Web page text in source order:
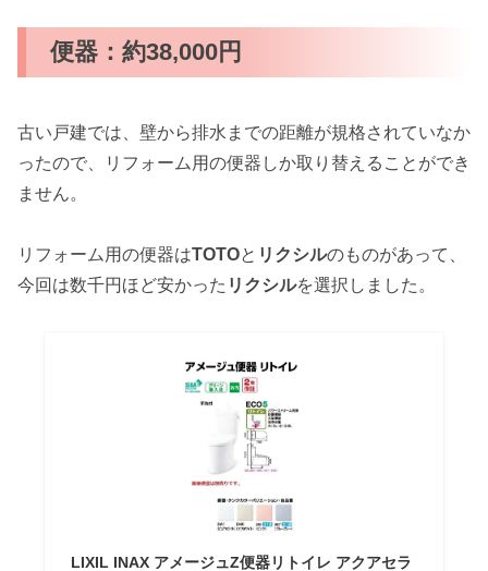
便器：約38,000円
古い戸建では、壁から排水までの距離が規格されていなか
ったので、リフォーム用の便器しか取り替えることができ
ません。
リフォーム用の便器はTOTOと リクシルのものがあって、
今回は数千円ほど安かった リクシルを選択しました。
LIXIL INAX アメージュZ便器リトイレ アクアセラ